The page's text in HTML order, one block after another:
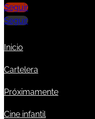
Seguir
Seguir
Inicio
Cartelera
Próximamente
Cine infantil